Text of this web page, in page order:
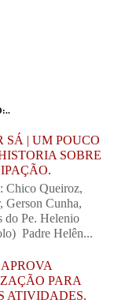
SÁ | UM POUCO
SOBRE
Chico Queiroz,
Gerson Cunha,
do Pe. Helenio
Padre Helên...
PARA
ATIVIDADES.